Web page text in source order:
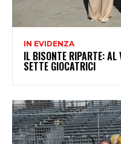
IN EVIDENZA
IL BISONTE RIPARTE: AL
SETTE GIOCATRICI